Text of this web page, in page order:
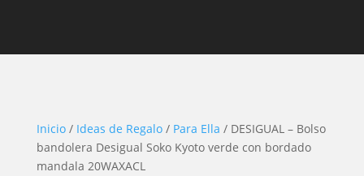
Inicio/ Ideas de Regalo/ Para Ella / DESIGUAL – Bolso
bandolera Desigual Soko Kyoto verde con bordado
mandala 20WAXACL